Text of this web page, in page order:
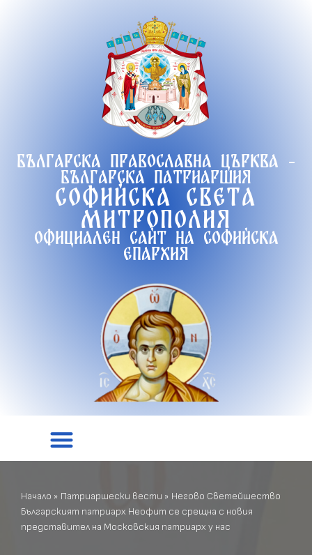
Българска православна църква -
Българска патриаршия
Софийска света
митрополия
Официален сайт на софийска
епархия
Начало » Патриаршески вести » Негово Светейшество
Българският патриарх Неофит се срещна с новия
представител на Московския патриарх у нас